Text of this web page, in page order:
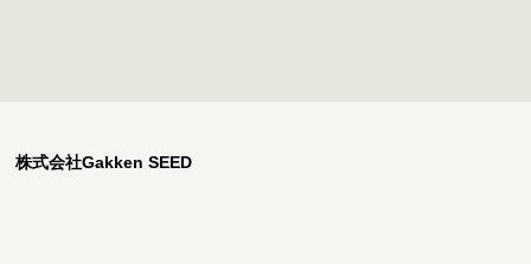
株式会社Gakken SEED